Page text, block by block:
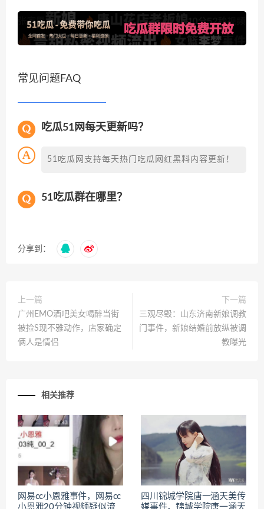
常见问题FAQ
吃瓜51网每天更新吗？
51吃瓜网支持每天热门吃瓜网红黑料内容更新！
51吃瓜群在哪里？
分享到：
上一篇
广州EMO酒吧美女喝醉当街
被捡S现不雅动作，店家确定
俩人是情侣
下一篇
三观尽毁：山东济南新娘调教
门事件，新娘结婚前放纵被调
教曝光
相关推荐
网易cc小恩雅事件，网易cc
小恩雅20分钟视频疑似流
四川锦城学院唐一涵天美传
媒事件，锦城学院唐一涵天